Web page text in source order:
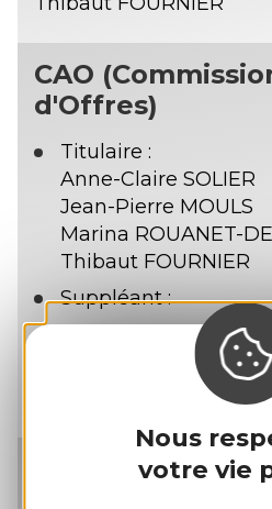
Nous
votre vie
CAO
d'Offres)
Titulaire :
Anne-Claire SOLIER
Jean-Pierre MOULS
Marina ROUANET-
Thibaut FOURNIER
Suppléant :
Dominique MAZEL
Didier TOURNIER
Maryline BONNET /
Aveyron